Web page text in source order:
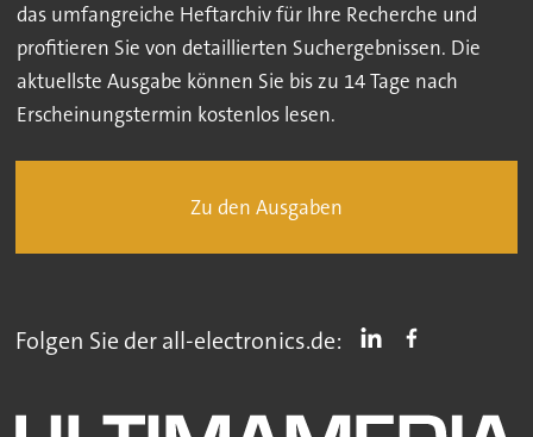
das umfangreiche Heftarchiv für Ihre Recherche und
profitieren Sie von detaillierten Suchergebnissen. Die
aktuellste Ausgabe können Sie bis zu 14 Tage nach
Erscheinungstermin kostenlos lesen.
Zu den Ausgaben
Folgen Sie der all-electronics.de: